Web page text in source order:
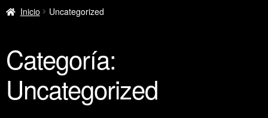
Antes de comprar
Inicio Uncategorized
Categoría:
Uncategorized